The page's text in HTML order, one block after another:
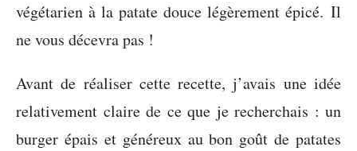
végétarien à la patate douce légèrement épicé. Il
ne vous décevra pas !
Avant de réaliser cette recette, j’avais une idée
relativement claire de ce que je recherchais : un
burger épais et généreux au bon goût de patates